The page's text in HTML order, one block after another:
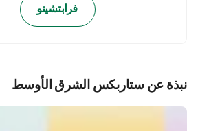
فرابتشينو
نبذة عن ستاربكس الشرق الأوسط